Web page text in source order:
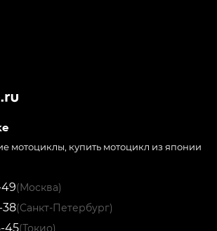
мотоциклы, купить мотоцикл из японии
49(Москва)
38(Санкт-Петербург)
45(Токио)